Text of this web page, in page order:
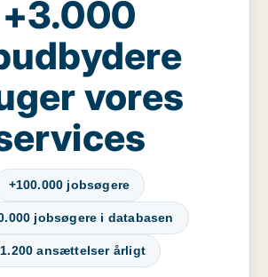
+3.000
vores
+100.000 jobsøgere
jobsøgere i databasen
ansættelser årligt